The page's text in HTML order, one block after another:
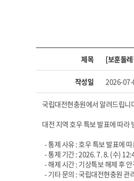
제목 [보훈둘
작성일 2026-
국립대전현충원에서 알려드립니
대전 지역 호우 특보 발표에 따라
- 통제 사유 : 호우 특보 발표에
- 통제 기간 : 2026. 7. 8. (수)
- 해제 시간 : 기상특보 해제 후
- 기타 문의 : 국립대전현충원